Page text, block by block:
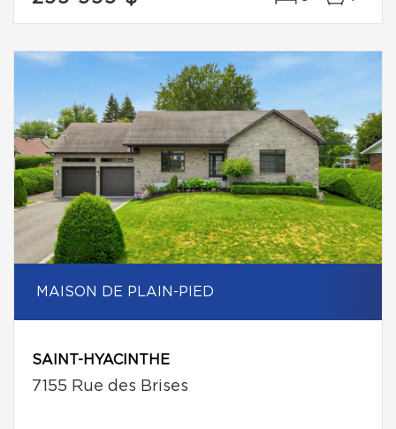
MAISON DE PLAIN-PIED
SAINT-HYACINTHE
7155 Rue des Brises